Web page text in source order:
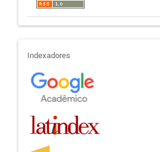
indexadores
Indexadores